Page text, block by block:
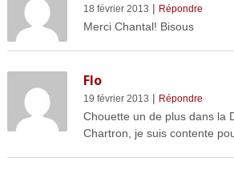
18 février 2013 | Répondre
Merci Chantal! Bisous
Flo
19 février 2013 | Répondre
Chouette un de plus dans la
Chartron, je suis contente